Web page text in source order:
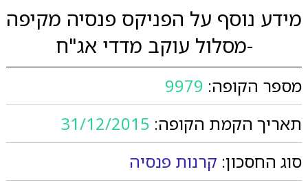
מידע נוסף על הפניקס פנסיה מקיפה
-מסלול עוקב מדדי אג"ח
מספר הקופה: 9979
תאריך הקמת הקופה: 31/12/2015
סוג החסכון: קרנות פנסיה